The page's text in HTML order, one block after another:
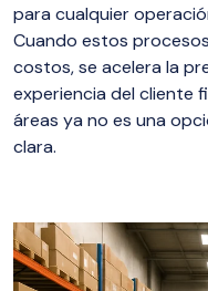
para cualquier
Cuando estos
costos, se acelera la
experiencia del cliente
áreas ya no es una
clara.